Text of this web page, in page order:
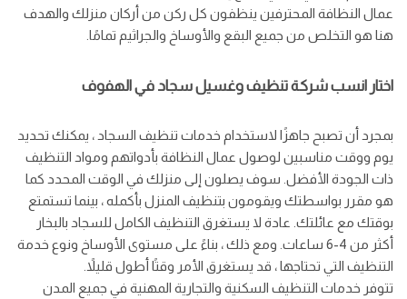
عمال النظافة المحترفين ينظفون كل ركن من أركان منزلك والهدف
هنا هو التخلص من جميع البقع والأوساخ والجراثيم تمامًا.
اختار انسب شركة تنظيف وغسيل سجاد في الهفوف
بمجرد أن تصبح جاهزًا لاستخدام خدمات تنظيف السجاد ، يمكنك تحديد
يوم ووقت مناسبين لوصول عمال النظافة بأدواتهم ومواد التنظيف
ذات الجودة الأفضل. سوف يصلون إلى منزلك في الوقت المحدد كما
هو مقرر بواسطتك ويقومون بتنظيف المنزل بأكمله ، بينما تستمتع
بوقتك مع عائلتك. عادة لا يستغرق التنظيف الكامل للسجاد بالبخار
أكثر من 4-6 ساعات. ومع ذلك ، بناءً على مستوى الأوساخ ونوع خدمة
التنظيف التي تحتاجها ، قد يستغرق الأمر وقتًا أطول قليلاً.
تتوفر خدمات التنظيف السكنية والتجارية المهنية في جميع المدن